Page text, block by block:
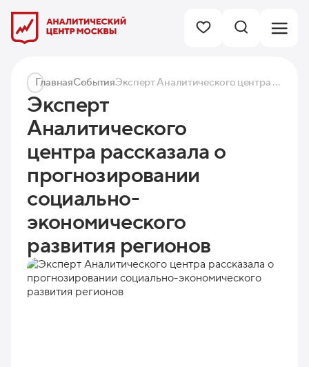
ГлавнаяСобытия Эксперт Аналитического центра рассказала о прогнозировании социально-экономического развития регионов
Эксперт
Аналитического
центра рассказала о
прогнозировании
социально-
экономического
развития регионов